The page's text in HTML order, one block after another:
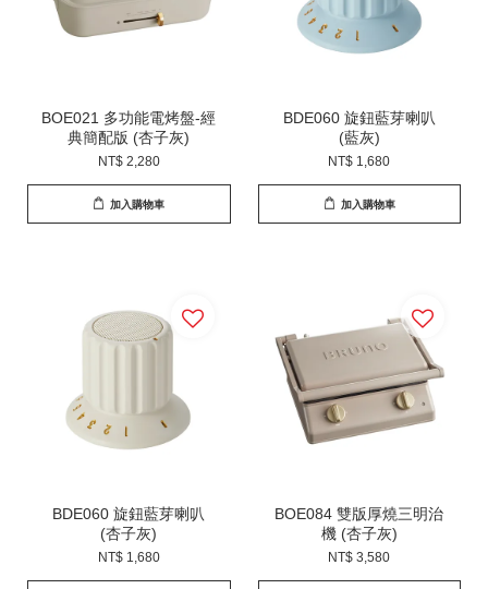
BOE021 多功能電烤盤-經
典簡配版 (杏子灰)
NT$ 2,280
加入購物車
BDE060 旋鈕藍芽喇叭
(藍灰)
NT$ 1,680
加入購物車
BDE060 旋鈕藍芽喇叭
(杏子灰)
NT$ 1,680
BOE084 雙版厚燒三明治
機 (杏子灰)
NT$ 3,580